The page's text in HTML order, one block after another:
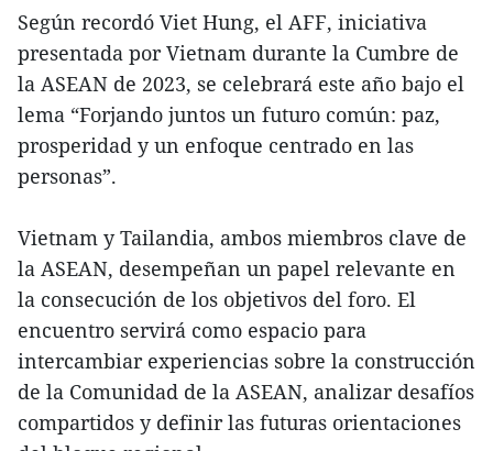
Según recordó Viet Hung, el AFF, iniciativa
presentada por Vietnam durante la Cumbre de
la ASEAN de 2023, se celebrará este año bajo el
lema “Forjando juntos un futuro común: paz,
prosperidad y un enfoque centrado en las
personas”.
Vietnam y Tailandia, ambos miembros clave de
la ASEAN, desempeñan un papel relevante en
la consecución de los objetivos del foro. El
encuentro servirá como espacio para
intercambiar experiencias sobre la construcción
de la Comunidad de la ASEAN, analizar desafíos
compartidos y definir las futuras orientaciones